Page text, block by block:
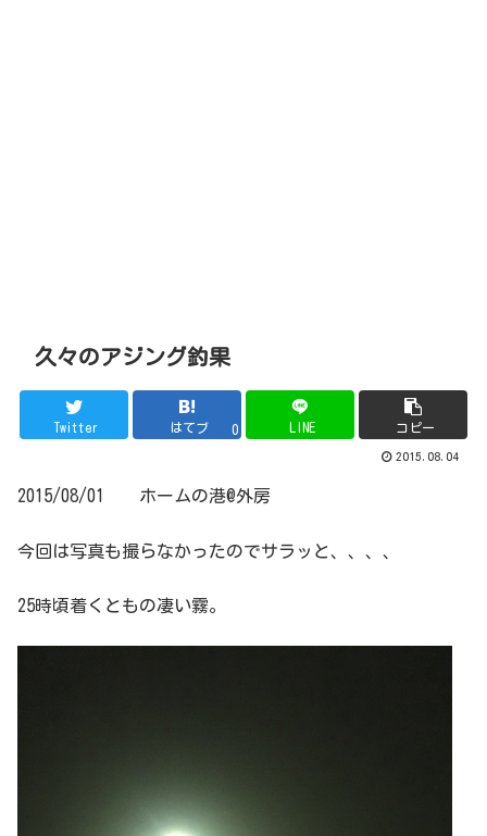
久々のアジング釣果
Twitter はてブ 0 LINE コピー
2015.08.04
2015/08/01 ホームの港@外房
今回は写真も撮らなかったのでサラッと、、、、
25時頃着くともの凄い霧。